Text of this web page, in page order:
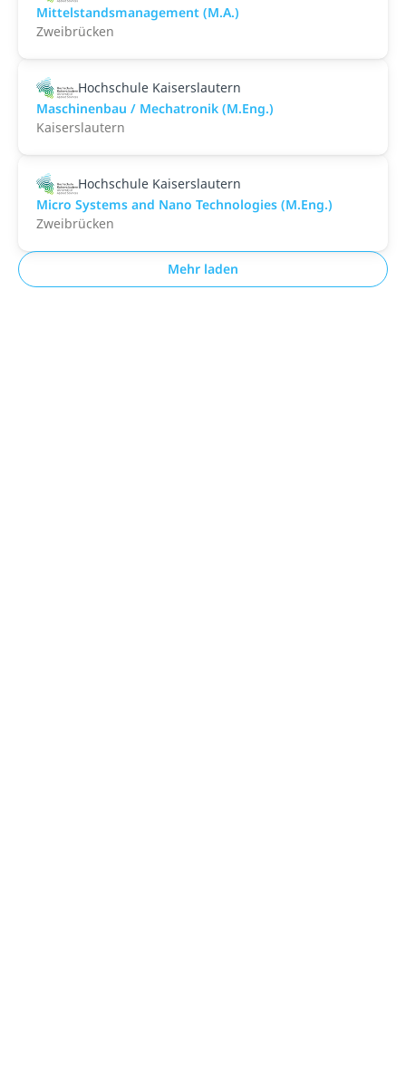
Mittelstandsmanagement (M.A.)
Zweibrücken
Hochschule Kaiserslautern
Maschinenbau / Mechatronik (M.Eng.)
Kaiserslautern
Hochschule Kaiserslautern
Micro Systems and Nano Technologies (M.Eng.)
Zweibrücken
Mehr laden